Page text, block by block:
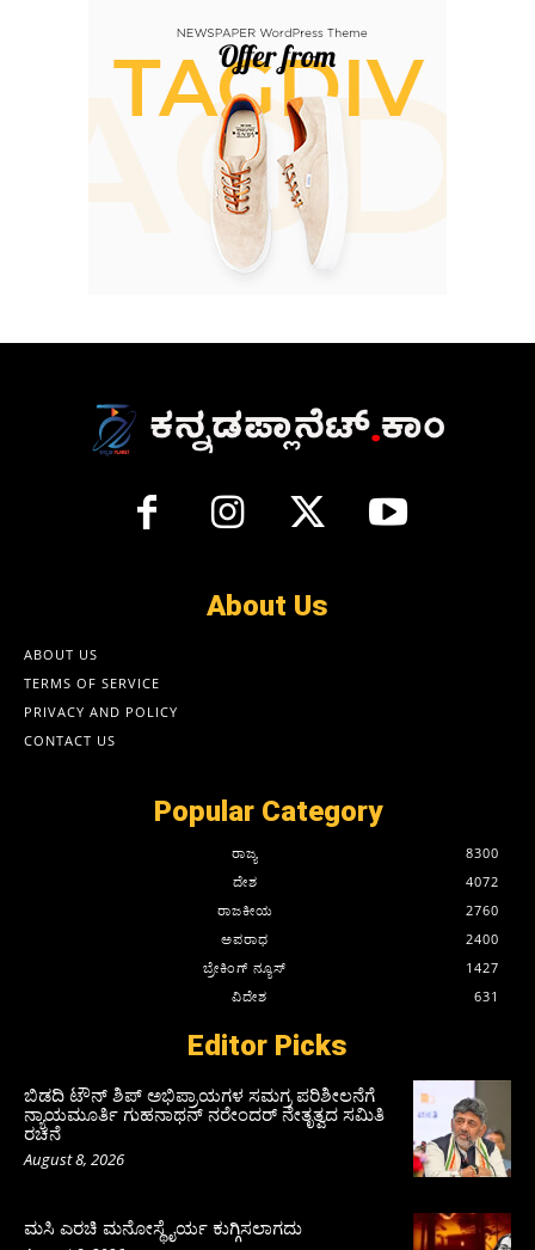
About Us
ABOUT US
TERMS OF SERVICE
PRIVACY AND POLICY
CONTACT US
Popular Category
ರಾಜ್ಯ
8300
ದೇಶ
4072
ರಾಜಕೀಯ
2760
ಅಪರಾಧ
2400
ಬ್ರೇಕಿಂಗ್ ನ್ಯೂಸ್
1427
ವಿದೇಶ
631
Editor Picks
ಬಿಡದಿ ಟೌನ್ ಶಿಪ್ ಅಭಿಪ್ರಾಯಗಳ ಸಮಗ್ರ ಪರಿಶೀಲನೆಗೆ
ನ್ಯಾಯಮೂರ್ತಿ ಗುಹನಾಥನ್ ನರೇಂದರ್ ನೇತೃತ್ವದ ಸಮಿತಿ
ರಚನೆ
August 8, 2026
ಮಸಿ ಎರಚಿ ಮನೋಸ್ಥೈರ್ಯ ಕುಗ್ಗಿಸಲಾಗದು